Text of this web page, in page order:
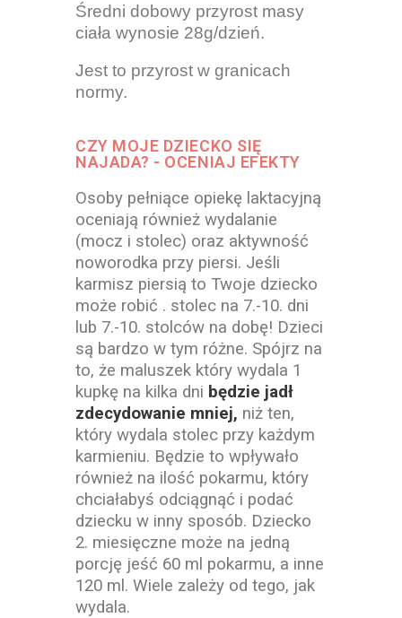
Średni dobowy przyrost masy
ciała wynosie 28g/dzień.
Jest to przyrost w granicach
normy.
CZY MOJE DZIECKO SIĘ
NAJADA? - OCENIAJ EFEKTY
Osoby pełniące opiekę laktacyjną
oceniają również wydalanie
(mocz i stolec) oraz aktywność
noworodka przy piersi. Jeśli
karmisz piersią to Twoje dziecko
może robić . stolec na 7.-10. dni
lub 7.-10. stolców na dobę! Dzieci
są bardzo w tym różne. Spójrz na
to, że maluszek który wydala 1
kupkę na kilka dni będzie jadł
zdecydowanie mniej, niż ten,
który wydala stolec przy każdym
karmieniu. Będzie to wpływało
również na ilość pokarmu, który
chciałabyś odciągnąć i podać
dziecku w inny sposób. Dziecko
2. miesięczne może na jedną
porcję jeść 60 ml pokarmu, a inne
120 ml. Wiele zależy od tego, jak
wydala.